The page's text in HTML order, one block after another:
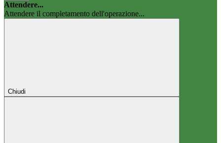
Attendere...
Attendere il completamento dell'operazione...
Chiudi